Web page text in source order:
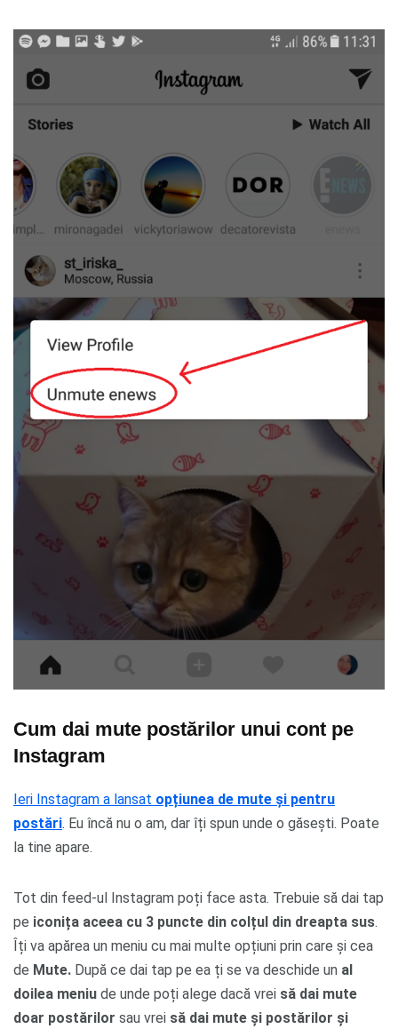
Cum dai mute postărilor unui cont pe
Instagram
Ieri Instagram a lansat opțiunea de mute și pentru
postări. Eu încă nu o am, dar îți spun unde o găsești. Poate
la tine apare.
Tot din feed-ul Instagram poți face asta. Trebuie să dai tap
pe iconița aceea cu 3 puncte din colțul din dreapta sus.
Îți va apărea un meniu cu mai multe opțiuni prin care și cea
de Mute. După ce dai tap pe ea ți se va deschide un al
doilea meniu de unde poți alege dacă vrei să dai mute
doar postărilor sau vrei să dai mute și postărilor și